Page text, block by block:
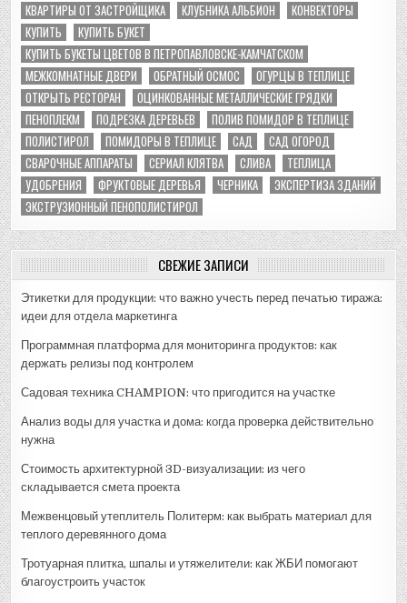
КВАРТИРЫ ОТ ЗАСТРОЙЩИКА
КЛУБНИКА АЛЬБИОН
КОНВЕКТОРЫ
КУПИТЬ
КУПИТЬ БУКЕТ
КУПИТЬ БУКЕТЫ ЦВЕТОВ В ПЕТРОПАВЛОВСКЕ-КАМЧАТСКОМ
МЕЖКОМНАТНЫЕ ДВЕРИ
ОБРАТНЫЙ ОСМОС
ОГУРЦЫ В ТЕПЛИЦЕ
ОТКРЫТЬ РЕСТОРАН
ОЦИНКОВАННЫЕ МЕТАЛЛИЧЕСКИЕ ГРЯДКИ
ПЕНОПЛЕКМ
ПОДРЕЗКА ДЕРЕВЬЕВ
ПОЛИВ ПОМИДОР В ТЕПЛИЦЕ
ПОЛИСТИРОЛ
ПОМИДОРЫ В ТЕПЛИЦЕ САД
САД ОГОРОД
СВАРОЧНЫЕ АППАРАТЫ
СЕРИАЛ КЛЯТВА СЛИВА
ТЕПЛИЦА
УДОБРЕНИЯ
ФРУКТОВЫЕ ДЕРЕВЬЯ ЧЕРНИКА
ЭКСПЕРТИЗА ЗДАНИЙ
ЭКСТРУЗИОННЫЙ ПЕНОПОЛИСТИРОЛ
СВЕЖИЕ ЗАПИСИ
Этикетки для продукции: что важно учесть перед печатью тиража:
идеи для отдела маркетинга
Программная платформа для мониторинга продуктов: как
держать релизы под контролем
Садовая техника CHAMPION: что пригодится на участке
Анализ воды для участка и дома: когда проверка действительно
нужна
Стоимость архитектурной 3D-визуализации: из чего
складывается смета проекта
Межвенцовый утеплитель Политерм: как выбрать материал для
теплого деревянного дома
Тротуарная плитка, шпалы и утяжелители: как ЖБИ помогают
благоустроить участок